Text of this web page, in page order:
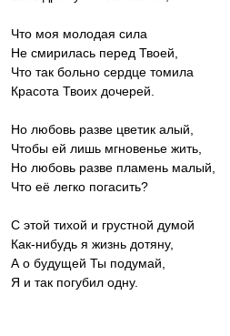
Что моя молодая сила
Не смирилась перед Твоей,
Что так больно сердце томила
Красота Твоих дочерей.
Но любовь разве цветик алый,
Чтобы ей лишь мгновенье жить,
Но любовь разве пламень малый,
Что её легко погасить?
С этой тихой и грустной думой
Как-нибудь я жизнь дотяну,
А о будущей Ты подумай,
Я и так погубил одну.